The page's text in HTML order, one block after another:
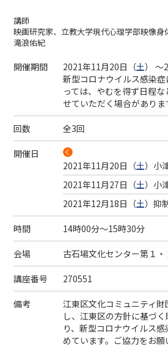
講師
映画研究家、立教大学現代心理学部映像身
滝浪佑紀
開催期間 2021年11月20日（土） ～
新型コロナウイルス感染
っては、やむを得ず日程
せていただく場合がありま
回数 全3回
開催日
2021年11月20日（土） 小
2021年11月27日（土） 小
2021年12月18日（土）抑
時間 14時00分～15時30分
会場 古石場文化センター第１・
講座番号 270551
備考
江東区文化コミュニティ
し、江東区の方針に基づ
り、新型コロナウイルス
めています。ご協力をお願